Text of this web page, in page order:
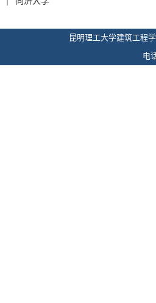
昆明理工大学建筑工程
电